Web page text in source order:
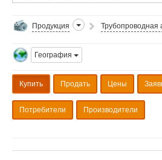
Продукция Трубопроводная
География
Купить Продать Цены
Потребители Производители